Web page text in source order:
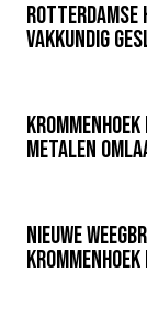
Rotterdamse
vakkundig
metalen
Nieuwe